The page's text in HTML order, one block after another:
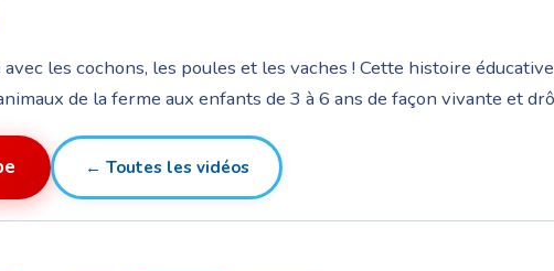
les cochons, les poules et les vaches ! Cette histoire
de la ferme aux enfants de 3 à 6 ans de façon vivante et
← Toutes les vidéos